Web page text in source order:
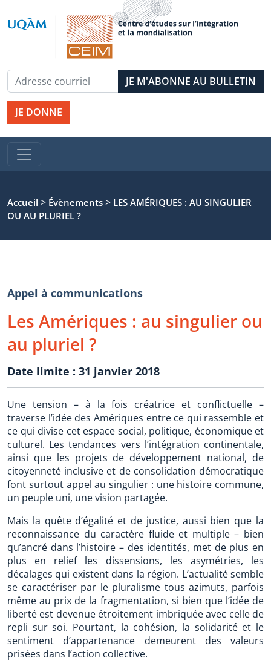
JE DONNE
Accueil > Évènements > LES AMÉRIQUES : AU SINGULIER
OU AU PLURIEL ?
Appel à communications
Les Amériques : au singulier ou
au pluriel ?
Date limite : 31 janvier 2018
Une tension – à la fois créatrice et conflictuelle –
traverse l’idée des Amériques entre ce qui rassemble et
ce qui divise cet espace social, politique, économique et
culturel. Les tendances vers l’intégration continentale,
ainsi que les projets de développement national, de
citoyenneté inclusive et de consolidation démocratique
font surtout appel au singulier : une histoire commune,
un peuple uni, une vision partagée.
Mais la quête d’égalité et de justice, aussi bien que la
reconnaissance du caractère fluide et multiple – bien
qu’ancré dans l’histoire – des identités, met de plus en
plus en relief les dissensions, les asymétries, les
décalages qui existent dans la région. L’actualité semble
se caractériser par le pluralisme tous azimuts, parfois
même au prix de la fragmentation, si bien que l’idée de
liberté est devenue étroitement imbriquée avec celle de
repli sur soi. Pourtant, la cohésion, la solidarité et le
sentiment d’appartenance demeurent des valeurs
prisées dans l’action collective.